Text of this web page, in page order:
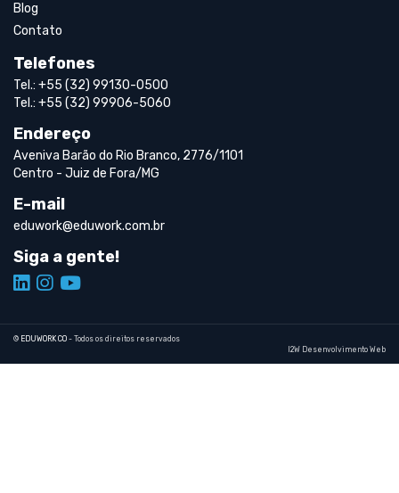
Blog
Contato
Telefones
Tel.: +55 (32) 99130-0500
Tel.: +55 (32) 99906-5060
Endereço
Aveniva Barão do Rio Branco, 2776/1101
Centro - Juiz de Fora/MG
E-mail
eduwork@eduwork.com.br
Siga a gente!
© EDUWORK CO - Todos os direitos reservados
I2W Desenvolvimento Web